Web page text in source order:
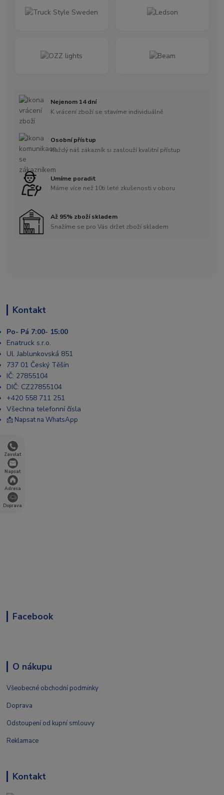
Zavolat
Napsat
Adresa
Doprava
Nejenom 14 dní
K vrácení zboží se stavíme individuálně
Osobní přístup
Každý náš zákazník si zaslouží kvalitní přístup
Umíme poradit
Máme více než 10ti leté zkušenosti v oboru
Až 95% zboží skladem
Snažíme se pro Vás držet zboží skladem
Kontakt
Po- Pá 7:00- 15:00
Enatruck s.r.o.
Ul. Jablunkovská 851
737 01 Český Těšín
IČ: 27855104
DIČ: CZ27855104
+420 558 711 251
Všechna telefonní čísla
📩 Napsat na WhatsApp
Facebook
O nákupu
Všeobecné obchodní podmínky
Doprava
Odstoupení od kupní smlouvy
Reklamace
Kontakt